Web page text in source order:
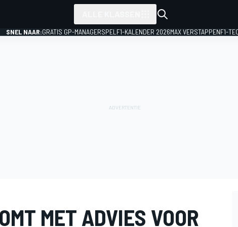
SNEL NAAR:GRATIS GP-MANAGERSPEL F1-KALENDER 2026MAX VERSTAPPENF1-
MET ADVIES VOOR